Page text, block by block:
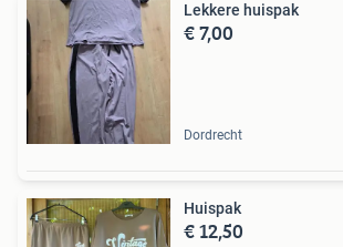
Lekkere huispak
€ 7,00
Dordrecht
Huispak
€ 12,50